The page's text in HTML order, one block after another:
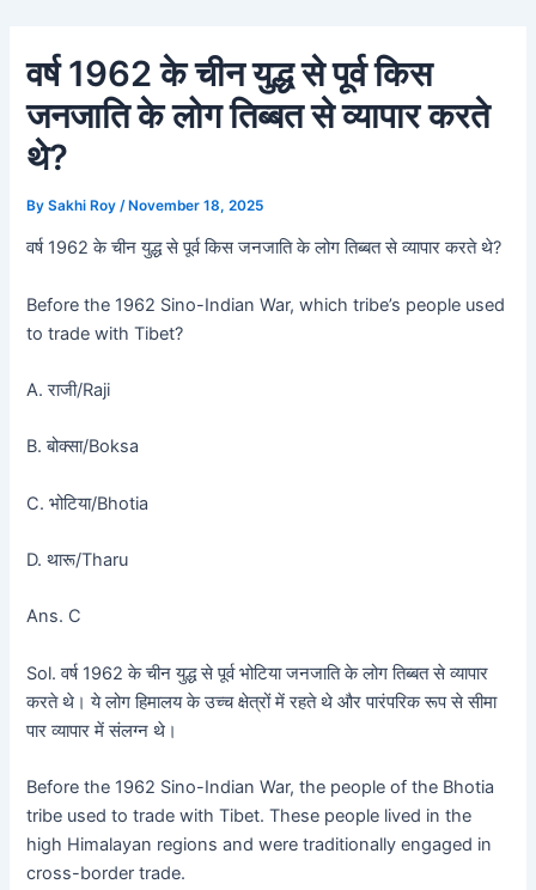
content
वर्ष 1962 के चीन युद्ध से पूर्व किस
जनजाति के लोग तिब्बत से व्यापार करते
थे?
BySakhi Roy /November 18, 2025
वर्ष 1962 के चीन युद्ध से पूर्व किस जनजाति के लोग तिब्बत से व्यापार करते थे?
Before the 1962 Sino-Indian War, which tribe’s people used
to trade with Tibet?
A. राजी/Raji
B. बोक्सा/Boksa
C. भोटिया/Bhotia
D. थारू/Tharu
Ans. C
Sol. वर्ष 1962 के चीन युद्ध से पूर्व भोटिया जनजाति के लोग तिब्बत से व्यापार
करते थे। ये लोग हिमालय के उच्च क्षेत्रों में रहते थे और पारंपरिक रूप से सीमा
पार व्यापार में संलग्न थे।
Before the 1962 Sino-Indian War, the people of the Bhotia
tribe used to trade with Tibet. These people lived in the
high Himalayan regions and were traditionally engaged in
cross-border trade.